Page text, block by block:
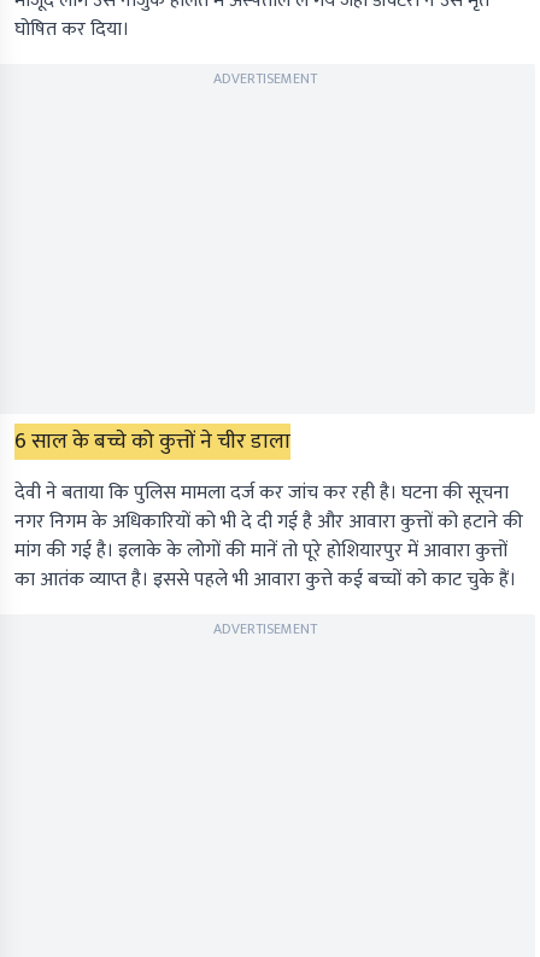
घोषित कर दिया।
ADVERTISEMENT
6 साल के बच्चे को कुत्तों ने चीर डाला
देवी ने बताया कि पुलिस मामला दर्ज कर जांच कर रही है। घटना की सूचना
नगर निगम के अधिकारियों को भी दे दी गई है और आवारा कुत्तों को हटाने की
मांग की गई है। इलाके के लोगों की मानें तो पूरे होशियारपुर में आवारा कुत्तों
का आतंक व्याप्त है। इससे पहले भी आवारा कुत्ते कई बच्चों को काट चुके हैं।
ADVERTISEMENT